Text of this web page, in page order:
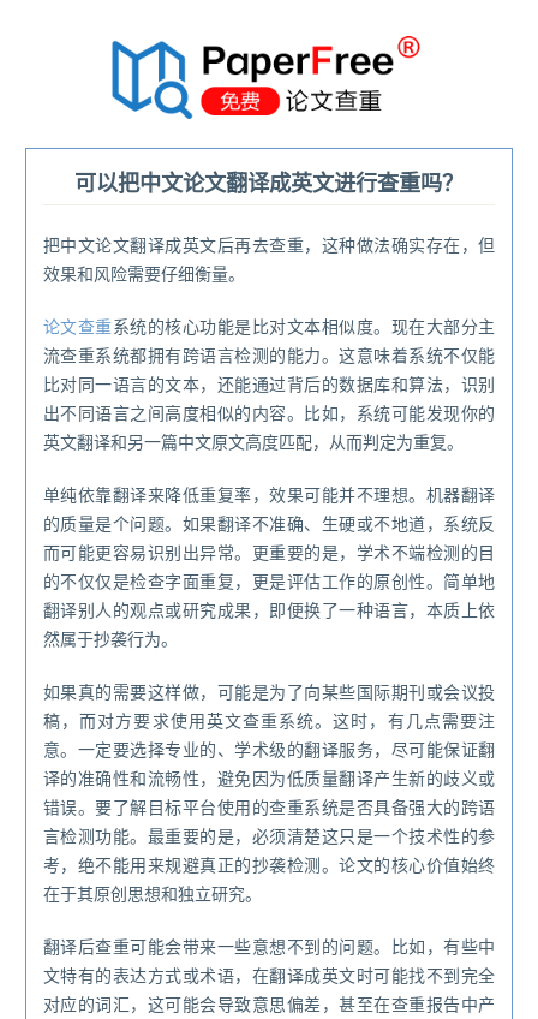
可以把中文论文翻译成英文进行查重吗？
把中文论文翻译成英文后再去查重，这种做法确实存在，但
效果和风险需要仔细衡量。
论文查重系统的核心功能是比对文本相似度。现在大部分主
流查重系统都拥有跨语言检测的能力。这意味着系统不仅能
比对同一语言的文本，还能通过背后的数据库和算法，识别
出不同语言之间高度相似的内容。比如，系统可能发现你的
英文翻译和另一篇中文原文高度匹配，从而判定为重复。
单纯依靠翻译来降低重复率，效果可能并不理想。机器翻译
的质量是个问题。如果翻译不准确、生硬或不地道，系统反
而可能更容易识别出异常。更重要的是，学术不端检测的目
的不仅仅是检查字面重复，更是评估工作的原创性。简单地
翻译别人的观点或研究成果，即便换了一种语言，本质上依
然属于抄袭行为。
如果真的需要这样做，可能是为了向某些国际期刊或会议投
稿，而对方要求使用英文查重系统。这时，有几点需要注
意。一定要选择专业的、学术级的翻译服务，尽可能保证翻
译的准确性和流畅性，避免因为低质量翻译产生新的歧义或
错误。要了解目标平台使用的查重系统是否具备强大的跨语
言检测功能。最重要的是，必须清楚这只是一个技术性的参
考，绝不能用来规避真正的抄袭检测。论文的核心价值始终
在于其原创思想和独立研究。
翻译后查重可能会带来一些意想不到的问题。比如，有些中
文特有的表达方式或术语，在翻译成英文时可能找不到完全
对应的词汇，这可能会导致意思偏差，甚至在查重报告中产